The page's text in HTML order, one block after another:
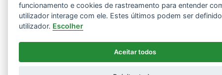
funcionamento e cookies de rastreamento para entender
utilizador interage com ele. Estes últimos podem ser
utilizador. Escolher
Aceitar todos